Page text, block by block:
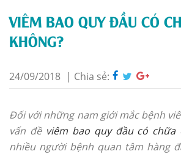
VIÊM BAO QUY ĐẦU CÓ
KHÔNG?
24/09/2018 | Chia sẻ:
Đối với những nam giới mắc bệnh
vấn đề viêm bao quy đầu có chữa
nhiều người bệnh quan tâm hàng